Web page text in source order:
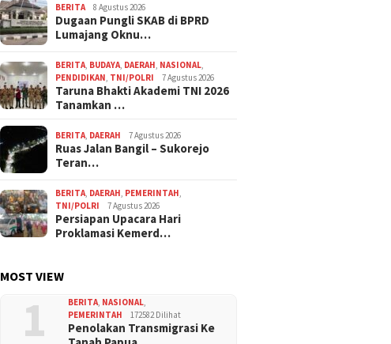
BERITA 8 Agustus 2026
Dugaan Pungli SKAB di BPRD
Lumajang Oknu…
BERITA, BUDAYA, DAERAH, NASIONAL,
PENDIDIKAN, TNI/POLRI 7 Agustus 2026
Taruna Bhakti Akademi TNI 2026
Tanamkan …
BERITA, DAERAH 7 Agustus 2026
Ruas Jalan Bangil – Sukorejo
Teran…
BERITA, DAERAH, PEMERINTAH,
TNI/POLRI
7 Agustus 2026
Persiapan Upacara Hari
Proklamasi Kemerd…
MOST VIEW
1 BERITA, NASIONAL,
PEMERINTAH
172582 Dilihat
Penolakan Transmigrasi Ke